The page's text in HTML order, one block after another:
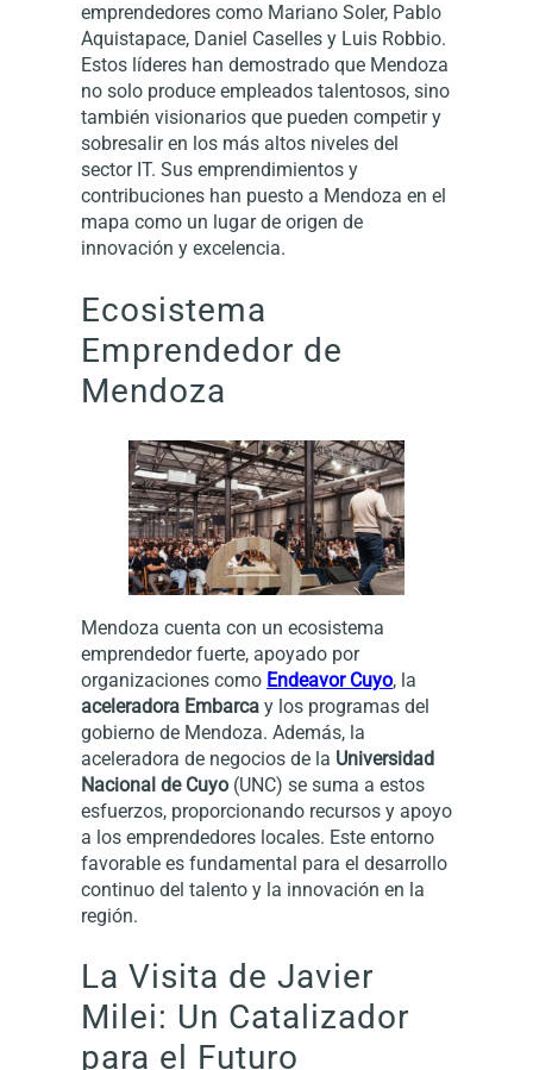
emprendedores como Mariano Soler, Pablo
Aquistapace, Daniel Caselles y Luis Robbio.
Estos líderes han demostrado que Mendoza
no solo produce empleados talentosos, sino
también visionarios que pueden competir y
sobresalir en los más altos niveles del
sector IT. Sus emprendimientos y
contribuciones han puesto a Mendoza en el
mapa como un lugar de origen de
innovación y excelencia.
Ecosistema
Emprendedor de
Mendoza
Mendoza cuenta con un ecosistema
emprendedor fuerte, apoyado por
organizaciones como Endeavor Cuyo, la
aceleradora Embarca y los programas del
gobierno de Mendoza. Además, la
aceleradora de negocios de la Universidad
Nacional de Cuyo (UNC) se suma a estos
esfuerzos, proporcionando recursos y apoyo
a los emprendedores locales. Este entorno
favorable es fundamental para el desarrollo
continuo del talento y la innovación en la
región.
La Visita de Javier
Milei: Un Catalizador
para el Futuro